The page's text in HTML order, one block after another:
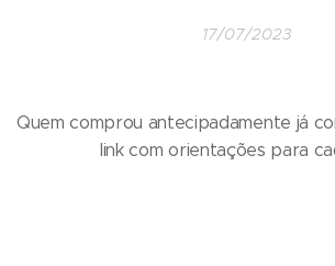
17/07/2023
Quem comprou antecipadamente já
link com orientações para